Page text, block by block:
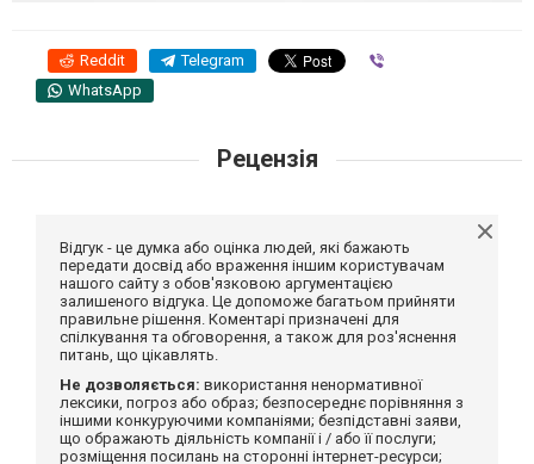
Reddit Telegram
WhatsApp
Рецензія
Відгук - це думка або оцінка людей, які бажають
передати досвід або враження іншим користувачам
нашого сайту з обов'язковою аргументацією
залишеного відгука. Це допоможе багатьом прийняти
правильне рішення. Коментарі призначені для
спілкування та обговорення, а також для роз'яснення
питань, що цікавлять.
Не дозволяється: використання ненормативної
лексики, погроз або образ; безпосереднє порівняння з
іншими конкуруючими компаніями; безпідставні заяви,
що ображають діяльність компанії і / або її послуги;
розміщення посилань на сторонні інтернет-ресурси;